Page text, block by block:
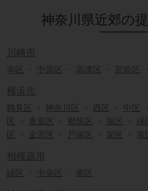
神奈川県近郊の
川崎市
幸区 ・ 中原区 ・ 高津区 ・ 宮前区
横浜市
鶴見区 ・ 神奈川区 ・ 西区 ・ 中区
区
・ 青葉区 ・ 都筑区 ・ 旭区 ・ 緑
区
・ 金沢区 ・ 戸塚区 ・ 栄区 ・ 泉
相模原市
緑区 ・ 中央区 ・ 南区